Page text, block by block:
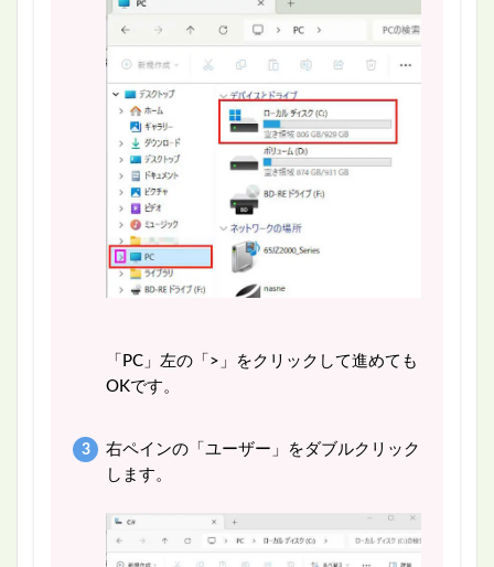
「PC」左の「>」をクリックして進めても
OKです。
右ペインの「ユーザー」をダブルクリック
します。